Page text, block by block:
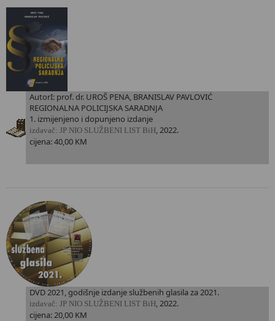
AutorI: prof. dr. UROŠ PENA, BRANISLAV PAVLOVIĆ
REGIONALNA POLICIJSKA SARADNJA
1. izmijenjeno i dopunjeno izdanje
izdavač: JP NIO SLUŽBENI LIST BiH, 2022.
cijena: 40,00 KM
DVD 2021, godišnje izdanje službenih glasila za 2021.
izdavač: JP NIO SLUŽBENI LIST BiH, 2022.
cijena: 20,00 KM